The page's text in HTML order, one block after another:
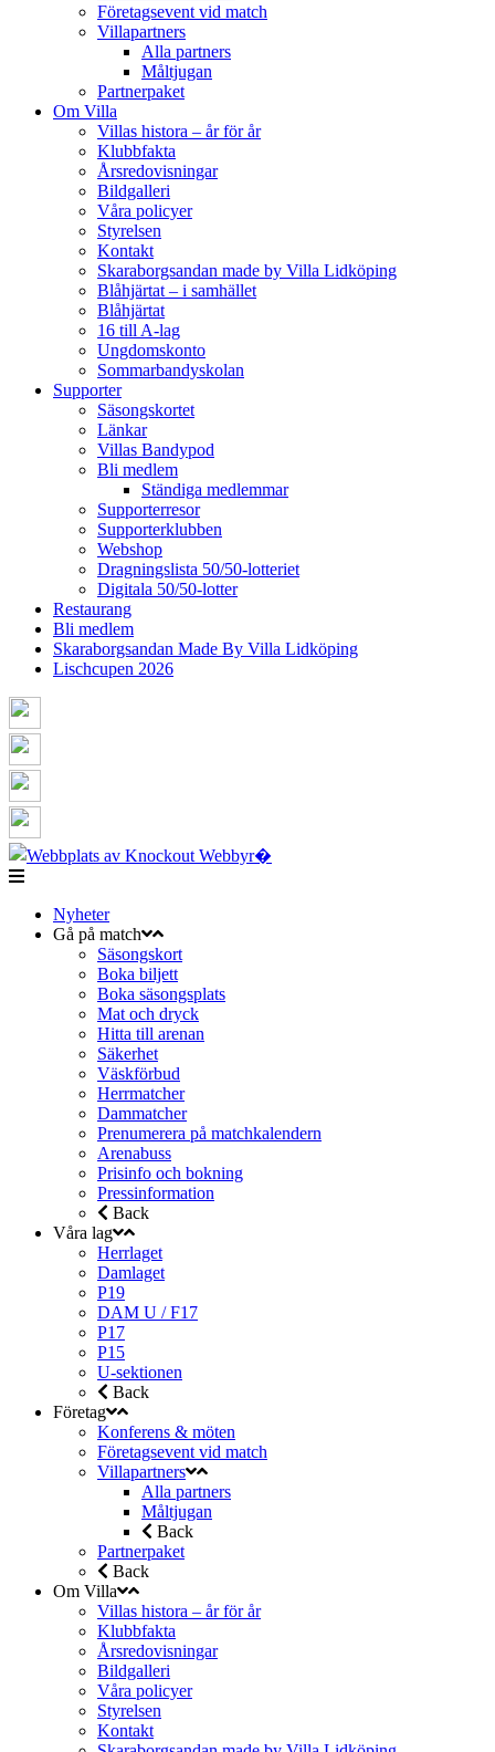
Företagsevent vid match
Villapartners
Alla partners
Måltjugan
Partnerpaket
Om Villa
Villas histora – år för år
Klubbfakta
Årsredovisningar
Bildgalleri
Våra policyer
Styrelsen
Kontakt
Skaraborgsandan made by Villa Lidköping
Blåhjärtat – i samhället
Blåhjärtat
16 till A-lag
Ungdomskonto
Sommarbandyskolan
Supporter
Säsongskortet
Länkar
Villas Bandypod
Bli medlem
Ständiga medlemmar
Supporterresor
Supporterklubben
Webshop
Dragningslista 50/50-lotteriet
Digitala 50/50-lotter
Restaurang
Bli medlem
Skaraborgsandan Made By Villa Lidköping
Lischcupen 2026
Nyheter
Gå på match
Säsongskort
Boka biljett
Boka säsongsplats
Mat och dryck
Hitta till arenan
Säkerhet
Väskförbud
Herrmatcher
Dammatcher
Prenumerera på matchkalendern
Arenabuss
Prisinfo och bokning
Pressinformation
Back
Våra lag
Herrlaget
Damlaget
P19
DAM U / F17
P17
P15
U-sektionen
Back
Företag
Konferens & möten
Företagsevent vid match
Villapartners
Alla partners
Måltjugan
Back
Partnerpaket
Back
Om Villa
Villas histora – år för år
Klubbfakta
Årsredovisningar
Bildgalleri
Våra policyer
Styrelsen
Kontakt